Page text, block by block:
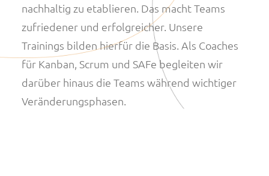
nachhaltig zu etablieren. Das macht Teams
zufriedener und erfolgreicher. Unsere
Trainings bilden hierfür die Basis. Als Coaches
für Kanban, Scrum und SAFe begleiten wir
darüber hinaus die Teams während wichtiger
Veränderungsphasen.